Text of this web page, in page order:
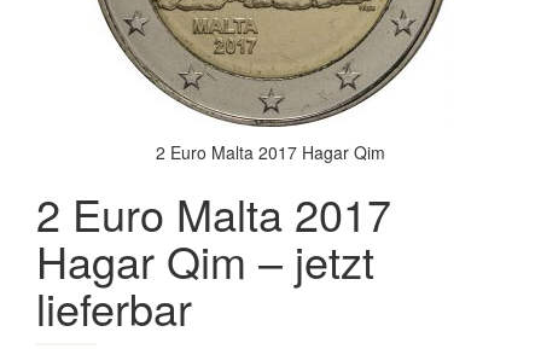
2 Euro Malta 2017 Hagar Qim
2 Euro Malta 2017
Hagar Qim – jetzt
lieferbar